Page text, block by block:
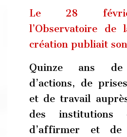
Le 28
l’Observatoire
création publiait
Quinze ans de
d’actions, de
et de travail
des institutions
d’affirmer et